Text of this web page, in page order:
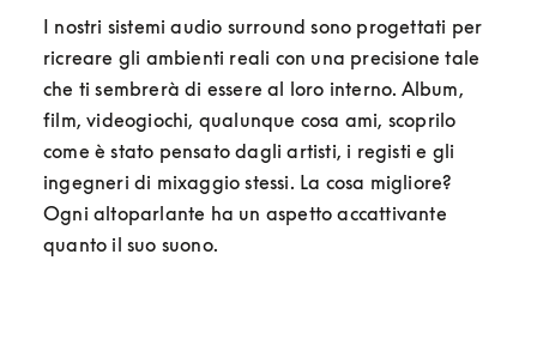
I nostri sistemi audio surround sono progettati per
ricreare gli ambienti reali con una precisione tale
che ti sembrerà di essere al loro interno. Album,
film, videogiochi, qualunque cosa ami, scoprilo
come è stato pensato dagli artisti, i registi e gli
ingegneri di mixaggio stessi. La cosa migliore?
Ogni altoparlante ha un aspetto accattivante
quanto il suo suono.